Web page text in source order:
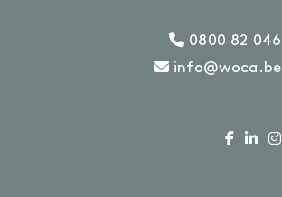
T: 0800 82 046
0800 82 046
info@woca.be